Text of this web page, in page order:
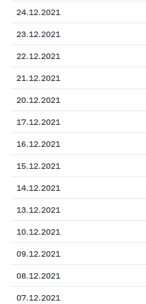
24.12.2021
23.12.2021
22.12.2021
21.12.2021
20.12.2021
17.12.2021
16.12.2021
15.12.2021
14.12.2021
13.12.2021
10.12.2021
09.12.2021
08.12.2021
07.12.2021